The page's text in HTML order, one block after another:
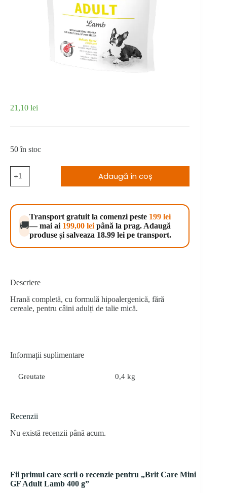
21,10 lei
50 în stoc
Brit
Care
GF
Adult
Lamb
400
Adaugă în coș
🚚
Transport gratuit la comenzi peste 199 lei
— mai ai 199,00 lei până la prag. Adaugă
produse și salveaza 18.99 lei pe transport.
Descriere
Hrană completă, cu formulă hipoalergenică, fără
cereale, pentru câini adulți de talie mică.
Informații suplimentare
Greutate 0,4 kg
Recenzii
Nu există recenzii până acum.
Fii primul care scrii o recenzie pentru „Brit Care Mini
GF Adult Lamb 400 g”